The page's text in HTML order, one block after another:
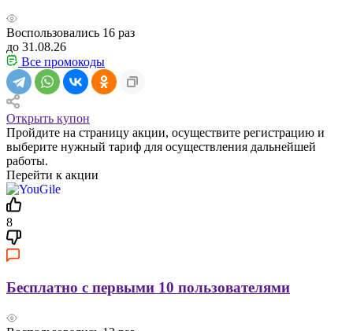
Воспользовались 16 раз
до 31.08.26
Все промокоды
Открыть купон
Пройдите на страницу акции, осуществите регистрацию и
выберите нужный тариф для осуществления дальнейшей
работы.
Перейти к акции
8
Бесплатно с первыми 10 пользователями